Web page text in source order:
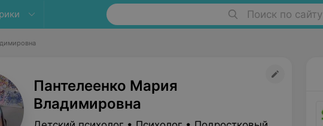
Поиск по сайту
Пантелеенко Мария
Владимировна